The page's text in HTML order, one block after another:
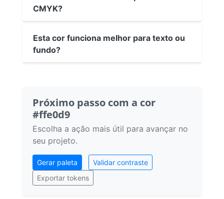
CMYK?
Esta cor funciona melhor para texto ou
fundo?
Próximo passo com a cor
#ffe0d9
Escolha a ação mais útil para avançar no
seu projeto.
Gerar paleta
Validar contraste
Exportar tokens